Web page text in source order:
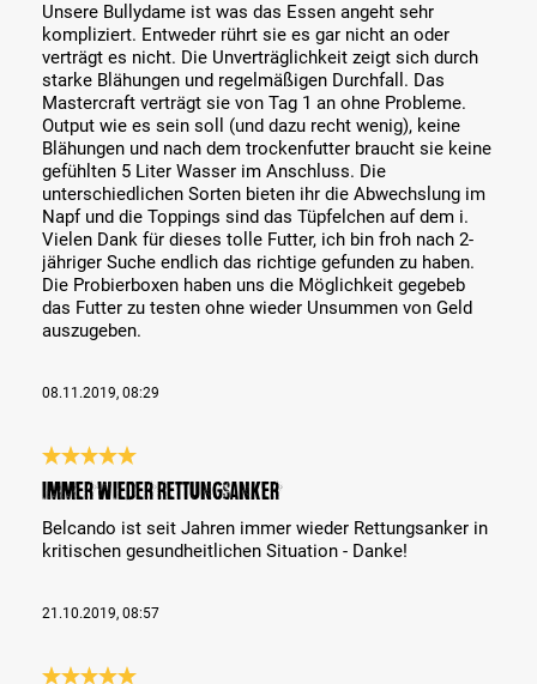
Unsere Bullydame ist was das Essen angeht sehr
kompliziert. Entweder rührt sie es gar nicht an oder
verträgt es nicht. Die Unverträglichkeit zeigt sich durch
starke Blähungen und regelmäßigen Durchfall. Das
Mastercraft verträgt sie von Tag 1 an ohne Probleme.
Output wie es sein soll (und dazu recht wenig), keine
Blähungen und nach dem trockenfutter braucht sie keine
gefühlten 5 Liter Wasser im Anschluss. Die
unterschiedlichen Sorten bieten ihr die Abwechslung im
Napf und die Toppings sind das Tüpfelchen auf dem i.
Vielen Dank für dieses tolle Futter, ich bin froh nach 2-
jähriger Suche endlich das richtige gefunden zu haben.
Die Probierboxen haben uns die Möglichkeit gegebeb
das Futter zu testen ohne wieder Unsummen von Geld
auszugeben.
08.11.2019, 08:29
Recenze s hodnocením 5 z 5 hvězd
immer wieder Rettungsanker
Belcando ist seit Jahren immer wieder Rettungsanker in
kritischen gesundheitlichen Situation - Danke!
21.10.2019, 08:57